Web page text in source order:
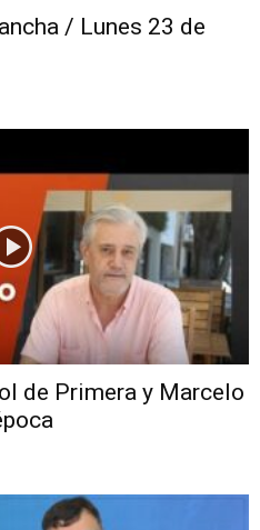
/ Lunes 23 de
de Primera y Marcelo